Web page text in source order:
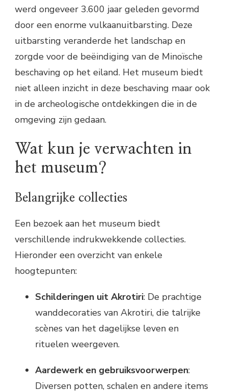
werd ongeveer 3.600 jaar geleden gevormd
door een enorme vulkaanuitbarsting. Deze
uitbarsting veranderde het landschap en
zorgde voor de beëindiging van de Minoïsche
beschaving op het eiland. Het museum biedt
niet alleen inzicht in deze beschaving maar ook
in de archeologische ontdekkingen die in de
omgeving zijn gedaan.
Wat kun je verwachten in
het museum?
Belangrijke collecties
Een bezoek aan het museum biedt
verschillende indrukwekkende collecties.
Hieronder een overzicht van enkele
hoogtepunten:
Schilderingen uit Akrotiri: De prachtige
wanddecoraties van Akrotiri, die talrijke
scènes van het dagelijkse leven en
rituelen weergeven.
Aardewerk en gebruiksvoorwerpen:
Diversen potten, schalen en andere items